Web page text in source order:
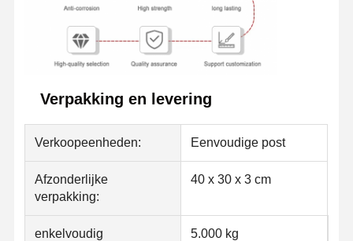
Verpakking en levering
Verkoopeenheden: Eenvoudige post
Afzonderlijke
verpakking:
40 x 30 x 3 cm
enkelvoudig
5.000 kg